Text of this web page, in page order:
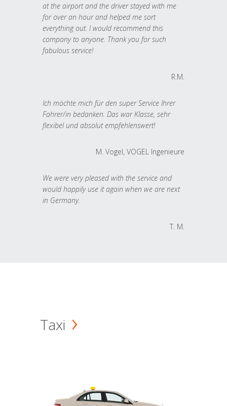
at the airport and the driver stayed with me
for over an hour and helped me sort
everything out. I would recommend this
company to anyone. Thank you for such
fabulous service!
R.M.
Ich möchte mich für den super Service Ihrer
Fahrer/in bedanken. Das war Klasse, sehr
flexibel und absolut empfehlenswert!
M. Vogel, VOGEL Ingenieure
We were very pleased with the service and
would happily use it again when we are next
in Germany.
T. M.
Taxi